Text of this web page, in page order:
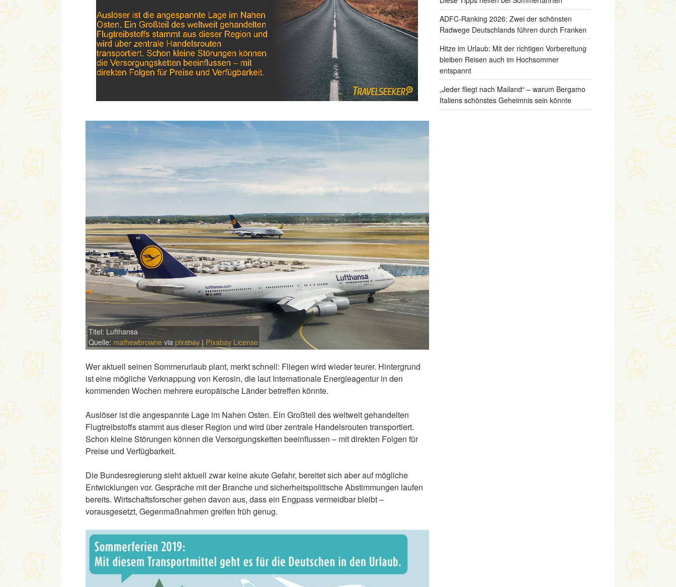
Titel: Lufthansa
Quelle: mathewbrowneviapixabay|Pixabay License
Wer aktuell seinen Sommerurlaub plant, merkt schnell: Fliegen wird wieder teurer. Hintergrund
ist eine mögliche Verknappung von Kerosin, die laut Internationale Energieagentur in den
kommenden Wochen mehrere europäische Länder betreffen könnte.
Auslöser ist die angespannte Lage im Nahen Osten. Ein Großteil des weltweit gehandelten
Flugtreibstoffs stammt aus dieser Region und wird über zentrale Handelsrouten transportiert.
Schon kleine Störungen können die Versorgungsketten beeinflussen – mit direkten Folgen für
Preise und Verfügbarkeit.
Die Bundesregierung sieht aktuell zwar keine akute Gefahr, bereitet sich aber auf mögliche
Entwicklungen vor. Gespräche mit der Branche und sicherheitspolitische Abstimmungen laufen
bereits. Wirtschaftsforscher gehen davon aus, dass ein Engpass vermeidbar bleibt –
vorausgesetzt, Gegenmaßnahmen greifen früh genug.
ADFC-Ranking 2026: Zwei der schönsten
Radwege Deutschlands führen durch Franken
Hitze im Urlaub: Mit der richtigen Vorbereitung
bleiben Reisen auch im Hochsommer
entspannt
„Jeder fliegt nach Mailand“ – warum Bergamo
Italiens schönstes Geheimnis sein könnte